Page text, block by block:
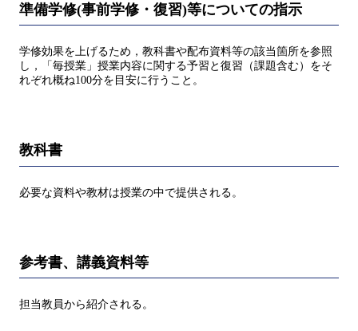
準備学修(事前学修・復習)等についての指示
学修効果を上げるため，教科書や配布資料等の該当箇所を参照
し，「毎授業」授業内容に関する予習と復習（課題含む）をそ
れぞれ概ね100分を目安に行うこと。
教科書
必要な資料や教材は授業の中で提供される。
参考書、講義資料等
担当教員から紹介される。